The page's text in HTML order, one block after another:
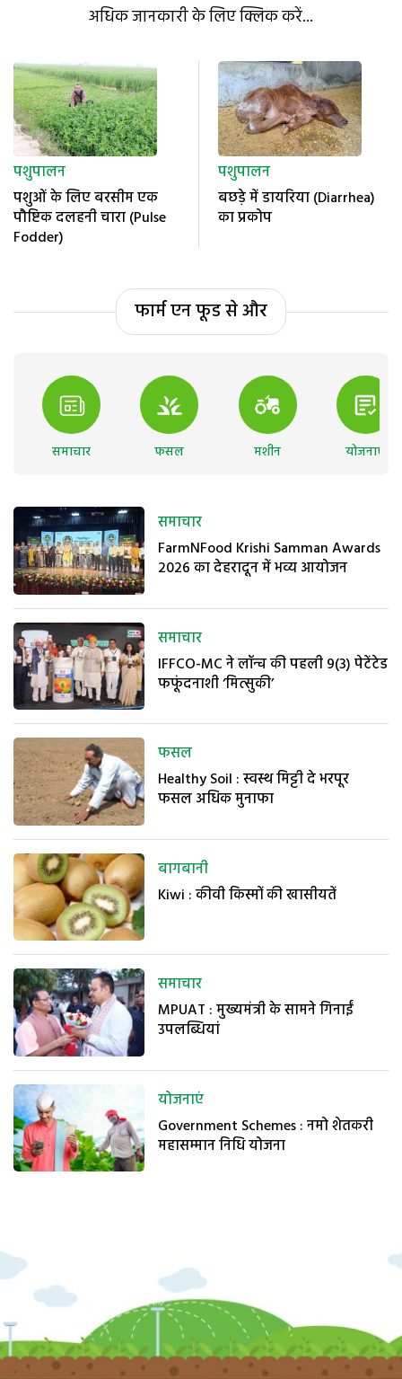
अधिक जानकारी के लिए क्लिक करें...
पशुपालन
पशुओं के लिए बरसीम एक
पौष्टिक दलहनी चारा (Pulse
Fodder)
पशुपालन
बछड़े में डायरिया (Diarrhea)
का प्रकोप
फार्म एन फूड से और
समाचार फसल मशीन योजनाएं
समाचार
FarmNFood Krishi Samman Awards
2026 का देहरादून में भव्य आयोजन
समाचार
IFFCO-MC ने लॉन्च की पहली 9(3) पेटेंटेड
फफूंदनाशी ‘मित्सुकी’
फसल
Healthy Soil : स्वस्थ मिट्टी दे भरपूर
फसल अधिक मुनाफा
बागबानी
Kiwi : कीवी किस्मों की खासीयतें
समाचार
MPUAT : मुख्यमंत्री के सामने गिनाईं
उपलब्धियां
योजनाएं
Government Schemes : नमो शेतकरी
महासम्मान निधि योजना